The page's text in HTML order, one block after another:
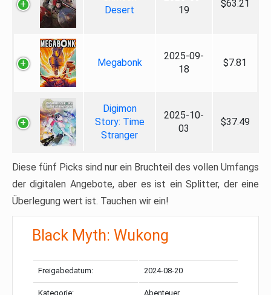
Desert
19
$63.21
Megabonk
2025-09-
18
$7.81
Digimon
Story: Time
Stranger
2025-10-
03
$37.49
Diese fünf Picks sind nur ein Bruchteil des vollen Umfangs
der digitalen Angebote, aber es ist ein Splitter, der eine
Überlegung wert ist. Tauchen wir ein!
Black Myth: Wukong
Freigabedatum: 2024-08-20
Kategorie: Abenteuer